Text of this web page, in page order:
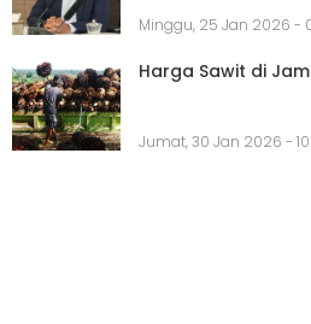
Minggu, 25 Jan 2026 -
Harga Sawit di
Jumat, 30 Jan 2026 -